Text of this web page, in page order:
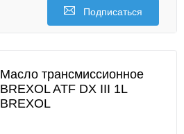
Подписаться
Масло трансмиссионное
BREXOL ATF DX III 1L
BREXOL